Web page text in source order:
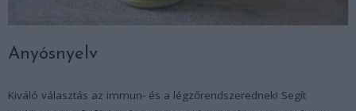
Anyósnyelv
Kiváló választás az immun- és a légzőrendszerednek! Segít